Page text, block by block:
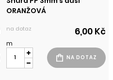
ORANŽOVÁ
na dotaz 6,00 Kč
m